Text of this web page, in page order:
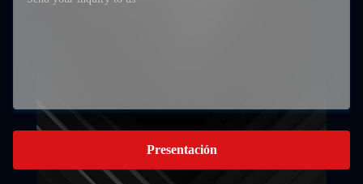
Presentación